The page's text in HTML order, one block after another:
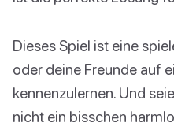
Dieses Spiel ist eine
oder deine Freunde auf
kennenzulernen. Und
nicht ein bisschen